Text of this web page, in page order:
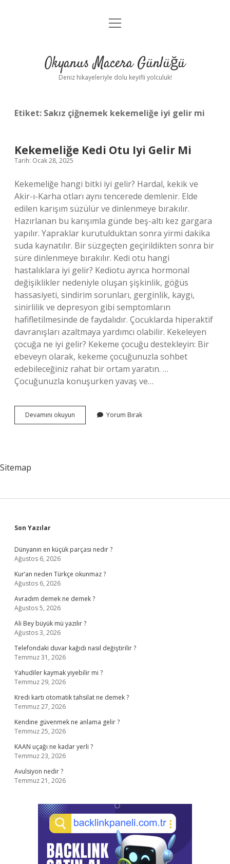
Anasayfa
Yasal Uyarı
menüyü
Okyanus Macera Günlüğü
Deniz hikayeleriyle dolu keyifli yolculuk!
Etiket: Sakız çiğnemek kekemeliğe iyi gelir mi
Kekemeliğe Kedi Otu Iyi Gelir Mi
Tarih: Ocak 28, 2025
Kekemeliğe hangi bitki iyi gelir? Hardal, kekik ve
Akir-ı-Karha otları aynı tencerede demlenir. Elde
edilen karışım süzülür ve dinlenmeye bırakılır.
Hazırlanan bu karışımla günde beş-altı kez gargara
yapılır. Yapraklar kurutulduktan sonra yirmi dakika
suda kaynatılır. Bir süzgeçten geçirildikten sonra bir
süre dinlenmeye bırakılır. Kedi otu hangi
hastalıklara iyi gelir? Kediotu ayrıca hormonal
değişiklikler nedeniyle oluşan şişkinlik, göğüs
hassasiyeti, sindirim sorunları, gerginlik, kaygı,
sinirlilik ve depresyon gibi semptomların
hafifletilmesinde de faydalıdır. Çocuklarda hiperaktif
davranışları azaltmaya yardımcı olabilir. Kekeleyen
çocuğa ne iyi gelir? Kekeme çocuğu destekleyin: Bir
ebeveyn olarak, kekeme çocuğunuzla sohbet
edebileceğiniz rahat bir ortam yaratın. …
Çocuğunuzla konuşurken yavaş ve…
Devamını okuyun Kekemeliğe
Kedi
Yorum Bırak
Sitemap
Sidebar
Son Yazılar
Dünyanın en küçük parçası nedir ?
Ağustos 6, 2026
Kur’an neden Türkçe okunmaz ?
Ağustos 6, 2026
Avradım demek ne demek ?
Ağustos 5, 2026
Ali Bey büyük mü yazılır ?
Ağustos 3, 2026
Telefondaki duvar kağıdı nasıl değiştirilir ?
Temmuz 31, 2026
Yahudiler kaymak yiyebilir mi ?
Temmuz 29, 2026
Kredi kartı otomatik tahsilat ne demek ?
Temmuz 27, 2026
Kendine güvenmek ne anlama gelir ?
Temmuz 25, 2026
KAAN uçağı ne kadar yerli ?
Temmuz 23, 2026
Avulsiyon nedir ?
Temmuz 21, 2026